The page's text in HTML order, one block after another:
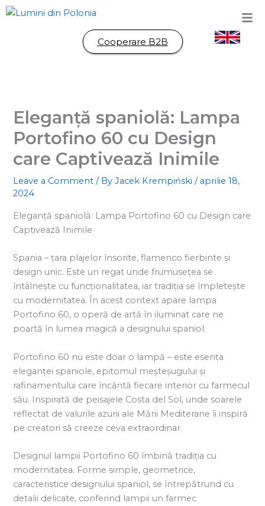
Skip
Cooperare B2B
Eleganță spaniolă: Lampa
Portofino 60 cu Design
care Captivează Inimile
Leave a Comment / ByJacek Krempiński/ aprilie 18,
2024
Eleganță spaniolă: Lampa Portofino 60 cu Design care
Captivează Inimile
Spania – țara plajelor însorite, flamenco fierbinte și
design unic. Este un regat unde frumusețea se
întâlnește cu funcționalitatea, iar tradiția se împletește
cu modernitatea. În acest context apare lampa
Portofino 60, o operă de artă în iluminat care ne
poartă în lumea magică a designului spaniol.
Portofino 60 nu este doar o lampă – este esența
eleganței spaniole, epitomul meșteșugului și
rafinamentului care încântă fiecare interior cu farmecul
său. Inspirată de peisajele Costa del Sol, unde soarele
reflectat de valurile azurii ale Mării Mediterane îi inspiră
pe creatori să creeze ceva extraordinar.
Designul lampii Portofino 60 îmbină tradiția cu
modernitatea. Forme simple, geometrice,
caracteristice designului spaniol, se întrepătrund cu
detalii delicate, conferind lampii un farmec